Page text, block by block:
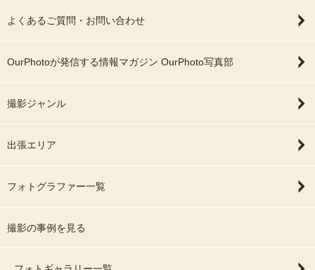
よくあるご質問・お問い合わせ
OurPhotoが発信する情報マガジン OurPhoto写真部
撮影ジャンル
出張エリア
フォトグラファー一覧
撮影の事例を見る